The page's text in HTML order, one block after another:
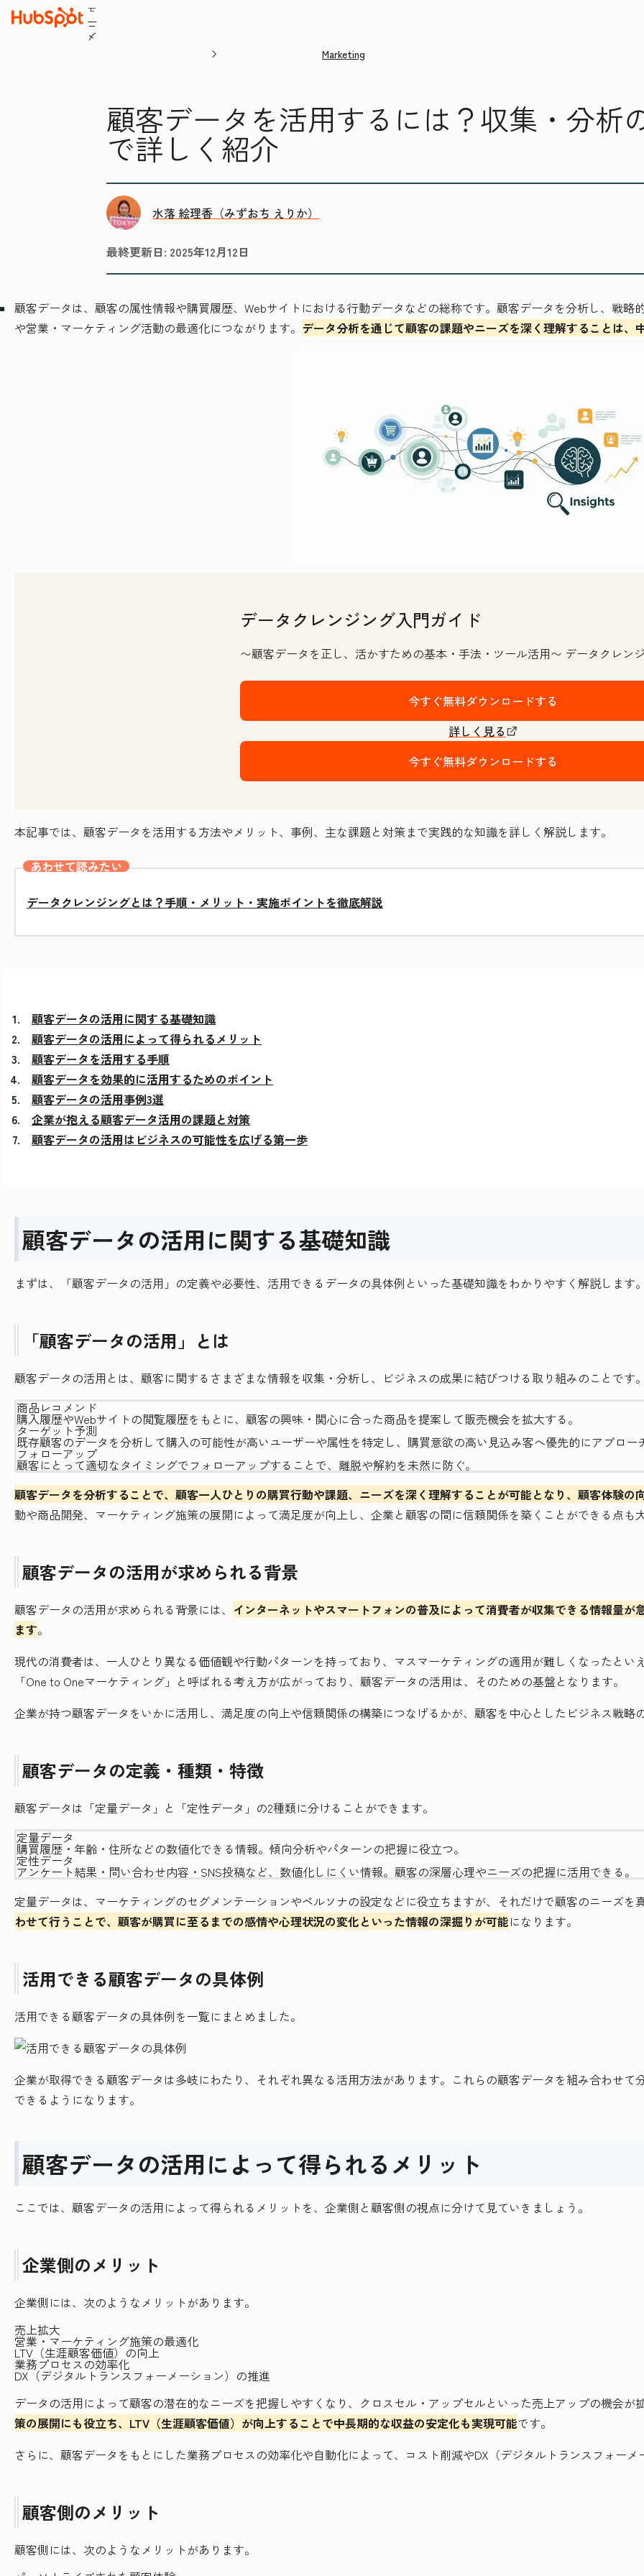
メ
ニ
ュ
Marketing
顧客データを活用するには？収集・分析
で詳しく紹介
水落 絵理香（みずおち えりか）
最終更新日: 2025年12月12日
顧客データは、顧客の属性情報や購買履歴、Webサイトにおける行動データなどの総称です。顧客データを分析し、戦
や営業・マーケティング活動の最適化につながります。 データ分析を通じて顧客の課題やニーズを深く理解することは
データクレンジング入門ガイド
〜顧客データを正し、活かすための基本・手法・ツール活用〜 データクレン
今すぐ無料ダウンロードする
詳しく見る
今すぐ無料ダウンロードする
本記事では、顧客データを活用する方法やメリット、事例、主な課題と対策まで実践的な知識を詳しく解説します。
あわせて読みたい
データクレンジングとは？手順・メリット・実施ポイントを徹底解説
顧客データの活用に関する基礎知識
顧客データの活用によって得られるメリット
顧客データを活用する手順
顧客データを効果的に活用するためのポイント
顧客データの活用事例3選
企業が抱える顧客データ活用の課題と対策
顧客データの活用はビジネスの可能性を広げる第一歩
顧客データの活用に関する基礎知識
まずは、「顧客データの活用」の定義や必要性、活用できるデータの具体例といった基礎知識をわかりやすく解説します
「顧客データの活用」とは
顧客データの活用とは、顧客に関するさまざまな情報を収集・分析し、ビジネスの成果に結びつける取り組みのことです
商品レコメンド
購入履歴やWebサイトの閲覧履歴をもとに、顧客の興味・関心に合った商品を提案して販売機会を拡大する。
ターゲット予測
既存顧客のデータを分析して購入の可能性が高いユーザーや属性を特定し、購買意欲の高い見込み客へ優先的にアプロー
フォローアップ
顧客にとって適切なタイミングでフォローアップすることで、離脱や解約を未然に防ぐ。
顧客データを分析することで、顧客一人ひとりの購買行動や課題、ニーズを深く理解することが可能となり、顧客体験の
動や商品開発、マーケティング施策の展開によって満足度が向上し、企業と顧客の間に信頼関係を築くことができる点も
顧客データの活用が求められる背景
顧客データの活用が求められる背景には、 インターネットやスマートフォンの普及によって消費者が収集できる情報量
ます。
現代の消費者は、一人ひとり異なる価値観や行動パターンを持っており、マスマーケティングの適用が難しくなったと
「One to Oneマーケティング」と呼ばれる考え方が広がっており、顧客データの活用は、そのための基盤となります。
企業が持つ顧客データをいかに活用し、満足度の向上や信頼関係の構築につなげるかが、顧客を中心としたビジネス戦略
顧客データの定義・種類・特徴
顧客データは「定量データ」と「定性データ」の2種類に分けることができます。
定量データ
購買履歴・年齢・住所などの数値化できる情報。傾向分析やパターンの把握に役立つ。
定性データ
アンケート結果・問い合わせ内容・SNS投稿など、数値化しにくい情報。顧客の深層心理やニーズの把握に活用できる。
定量データは、マーケティングのセグメンテーションやペルソナの設定などに役立ちますが、それだけで顧客のニーズを
わせて行うことで、顧客が購買に至るまでの感情や心理状況の変化といった情報の深掘りが可能になります。
活用できる顧客データの具体例
活用できる顧客データの具体例を一覧にまとめました。
企業が取得できる顧客データは多岐にわたり、それぞれ異なる活用方法があります。これらの顧客データを組み合わせ
できるようになります。
顧客データの活用によって得られるメリット
ここでは、顧客データの活用によって得られるメリットを、企業側と顧客側の視点に分けて見ていきましょう。
企業側のメリット
企業側には、次のようなメリットがあります。
売上拡大
営業・マーケティング施策の最適化
LTV（生涯顧客価値）の向上
業務プロセスの効率化
DX（デジタルトランスフォーメーション）の推進
データの活用によって顧客の潜在的なニーズを把握しやすくなり、クロスセル・アップセルといった売上アップの機会が
策の展開にも役立ち、LTV（生涯顧客価値）が向上することで中長期的な収益の安定化も実現可能です。
さらに、顧客データをもとにした業務プロセスの効率化や自動化によって、コスト削減やDX（デジタルトランスフォー
顧客側のメリット
顧客側には、次のようなメリットがあります。